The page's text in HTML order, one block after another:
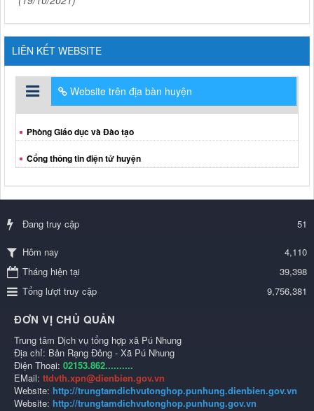
LIÊN KẾT WEBSITE
Website trên địa bàn huyện
Phòng Giáo dục và Đào tạo
Cổng thông tin điện tử huyện
Đang truy cập 51
Hôm nay
4,110
Tháng hiện tại
39,398
Tổng lượt truy cập
9,756,381
ĐƠN VỊ CHỦ QUẢN
Trung tâm Dịch vụ tổng hợp xã Pú Nhung
Địa chỉ: Bản Rạng Đông - Xã Pú Nhung
Điện Thoại: 02153.862..........
EMail: ttdvth.xpn@dienbien.gov.vn
Website: http://trungtamdichvutonghop.punhung.dienbien.gov.vn
Website: http://trungtamdichvutonghop.punhung.gov.vn